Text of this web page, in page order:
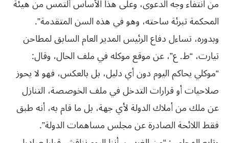
من انتفاء وجه الدعوى، وعلى هذا الأساس ألتمس من هيئة
المحكمة تبرئة ساحته، وهو في هذه السن المتقدمة”.
وبدوره، تساءل دفاع الرئيس المدير العام السابق لمطاحن
تيارت، “ط. ع”، عن موقع موكله في ملف الحال، وقال:
“موكلي يحاكم اليوم دون أي دليل، بل بالعكس، فهو لا يحوز
صلاحيات أو قرارات التدخل في ملف الخوصصة، التنازل
عن ملك من أملاك الدولة لأي جهة، بل ما قام به، أنه طبق
فقط اللائحة الصادرة عن مجلس مساهمات الدولة”.